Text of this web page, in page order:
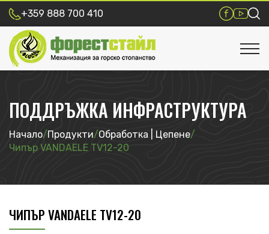
+359 888 700 410
ПОДДРЪЖКА ИНФРАСТРУКТУРА
Начало/Продукти/Обработка | Цепене/
Чипър VANDAELE TV12-20
ЧИПЪР VANDAELE TV12-20